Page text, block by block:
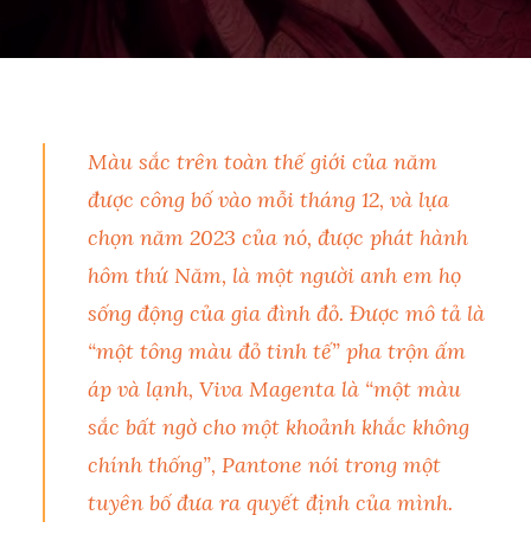
Màu sắc trên toàn thế giới của năm
được công bố vào mỗi tháng 12, và lựa
chọn năm 2023 của nó, được phát hành
hôm thứ Năm, là một người anh em họ
sống động của gia đình đỏ. Được mô tả là
“một tông màu đỏ tinh tế” pha trộn ấm
áp và lạnh, Viva Magenta là “một màu
sắc bất ngờ cho một khoảnh khắc không
chính thống”, Pantone nói trong một
tuyên bố đưa ra quyết định của mình.